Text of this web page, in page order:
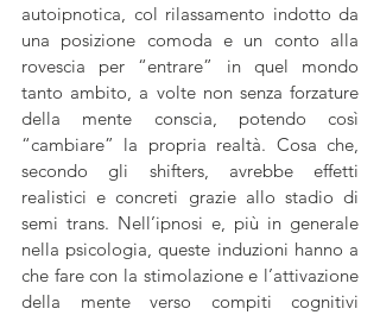
autoipnotica, col rilassamento indotto da
una posizione comoda e un conto alla
rovescia per “entrare” in quel mondo
tanto ambito, a volte non senza forzature
della mente conscia, potendo così
“cambiare” la propria realtà. Cosa che,
secondo gli shifters, avrebbe effetti
realistici e concreti grazie allo stadio di
semi trans. Nell’ipnosi e, più in generale
nella psicologia, queste induzioni hanno a
che fare con la stimolazione e l’attivazione
della mente verso compiti cognitivi